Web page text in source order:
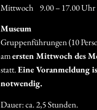
Mittwoch 9.00 – 17.00 Uhr
Museum
Gruppenführungen (10
amersten Mittwoch des
statt.Eine Voranmeldung
notwendig.
Dauer: ca. 2,5 Stunden.